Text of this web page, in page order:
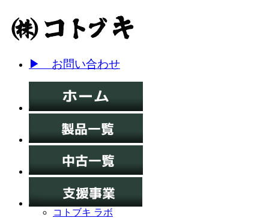
▶ お問い合わせ
コトブキ ラボ